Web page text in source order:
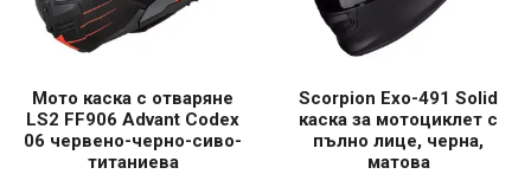
Мото каска с отваряне
LS2 FF906 Advant Codex
06 червено-черно-сиво-
титаниева
Scorpion Exo-491 Solid
каска за мотоциклет с
пълно лице, черна,
матова